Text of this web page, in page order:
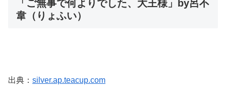
「ご無事で何よりでした、大王様」by呂不
韋（りょふい）
出典： silver.ap.teacup.com